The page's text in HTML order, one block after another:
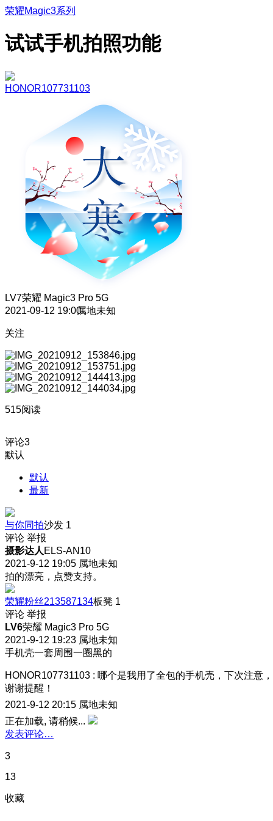
荣耀Magic3系列
试试手机拍照功能
HONOR107731103
LV7荣耀 Magic3 Pro 5G
2021-09-12 19:00属地未知
关注
515阅读
评论3
默认
默认
最新
与你同拍沙发 1
评论 举报
摄影达人 ELS-AN10
2021-9-12 19:05 属地未知
拍的漂亮，点赞支持。
荣耀粉丝213587134板凳 1
评论 举报
LV6荣耀 Magic3 Pro 5G
2021-9-12 19:23 属地未知
手机壳一套周围一圈黑的
HONOR107731103 : 哪个是我用了全包的手机壳，下次注意，
谢谢提醒！
2021-9-12 20:15 属地未知
正在加载, 请稍候...
发表评论…
3
13
收藏